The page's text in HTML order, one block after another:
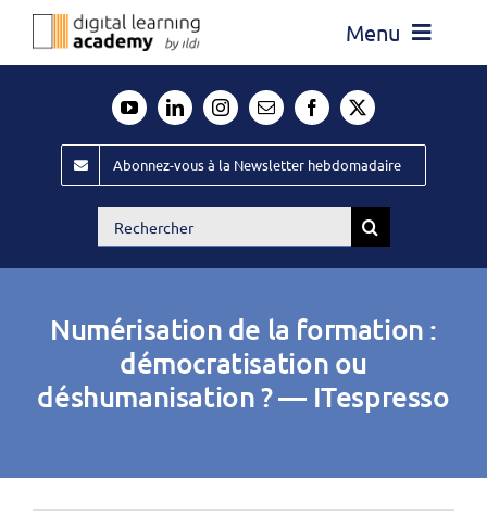
Passer
Menu
Évènements ILDI
Offres d’emploi
Publiez
Contact
Abonnez-vous à la Newsletter hebdomadaire
Rechercher:
Numérisation de la formation :
démocratisation ou
déshumanisation ? — ITespresso